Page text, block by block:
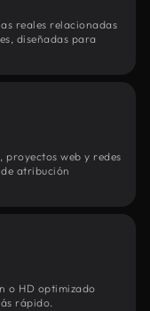
reales relacionadas
diseñadas para
web y redes
atribución
o HD optimizado
rápido.